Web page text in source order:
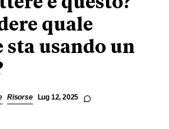
FRANÇAIS
NEDERLANDS
quale
sta usando un
Risorse Lug 12, 2025